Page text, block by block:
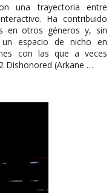
una trayectoria entre
Ha contribuido
en otros géneros y, sin
espacio de nicho en
con las que a veces
Dishonored (Arkane …